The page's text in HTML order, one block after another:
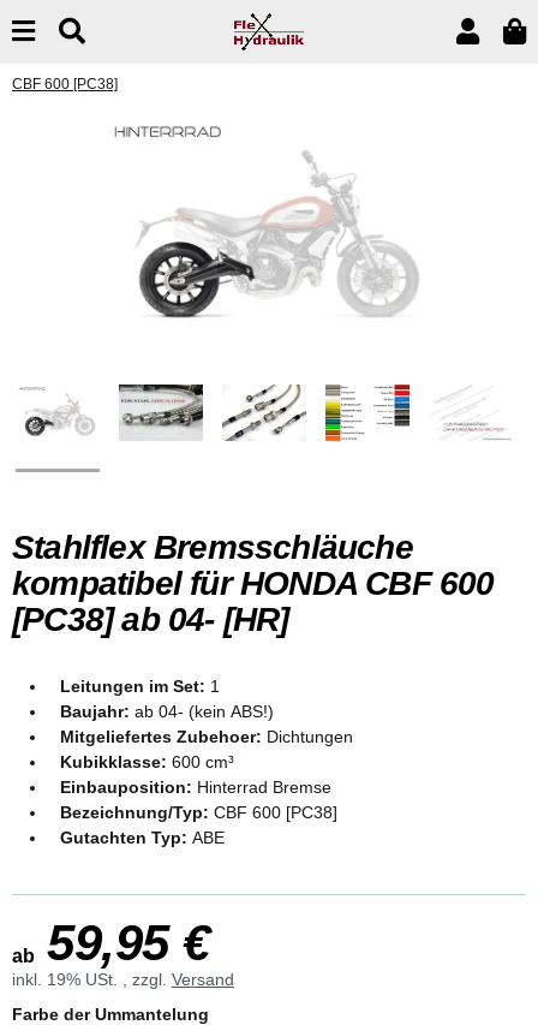
CBF 600 [PC38]
Stahlflex Bremsschläuche
kompatibel für HONDA CBF 600
[PC38] ab 04- [HR]
Leitungen im Set: 1
Baujahr: ab 04- (kein ABS!)
Mitgeliefertes Zubehoer: Dichtungen
Kubikklasse: 600 cm³
Einbauposition: Hinterrad Bremse
Bezeichnung/Typ: CBF 600 [PC38]
Gutachten Typ: ABE
ab 59,95 €
inkl. 19% USt. , zzgl. Versand
Farbe der Ummantelung